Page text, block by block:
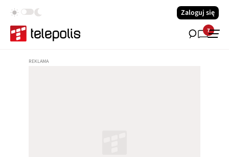
Zaloguj się
7